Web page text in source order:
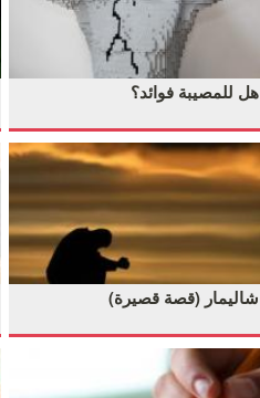
هل للمصيبة فوائد؟
شاليمار (قصة قصيرة)